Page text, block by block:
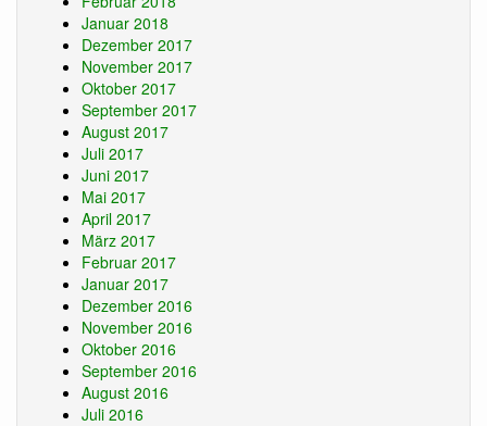
Januar 2018
Dezember 2017
November 2017
Oktober 2017
September 2017
August 2017
Juli 2017
Juni 2017
Mai 2017
April 2017
März 2017
Februar 2017
Januar 2017
Dezember 2016
November 2016
Oktober 2016
September 2016
August 2016
Juli 2016